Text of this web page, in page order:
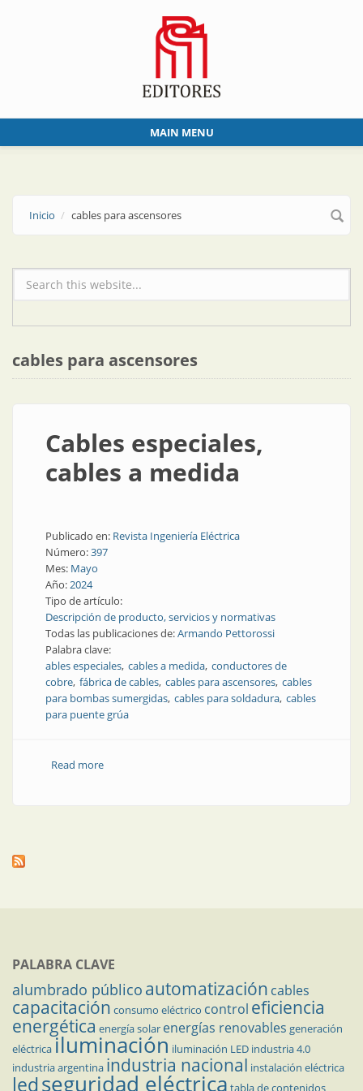
MAIN MENU
Inicio cables para ascensores
Formulario de búsqueda
cables para ascensores
Cables especiales,
cables a medida
Publicado en: Revista Ingeniería Eléctrica
Número:397
Mes: Mayo
Año:2024
Tipo de artículo:
Descripción de producto, servicios y normativas
Todas las publicaciones de:Armando Pettorossi
Palabra clave:
ables especiales cables a medida conductores de
cobre fábrica de cables cables para ascensores cables
para bombas sumergidas cables para soldadura cables
para puente grúa
Read moreabout Cables especiales, cables a medida
PALABRA CLAVE
alumbrado público automatización cables
capacitación consumo eléctrico control eficiencia
energética energía solar energías renovables generación
eléctricailuminación iluminación LED industria 4.0
industria argentina industria nacional instalación eléctrica
ledseguridad eléctrica tabla de contenidos